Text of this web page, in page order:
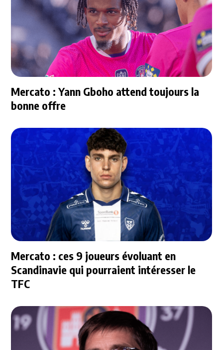
Mercato : Yann Gboho attend toujours la
bonne offre
Mercato : ces 9 joueurs évoluant en
Scandinavie qui pourraient intéresser le
TFC